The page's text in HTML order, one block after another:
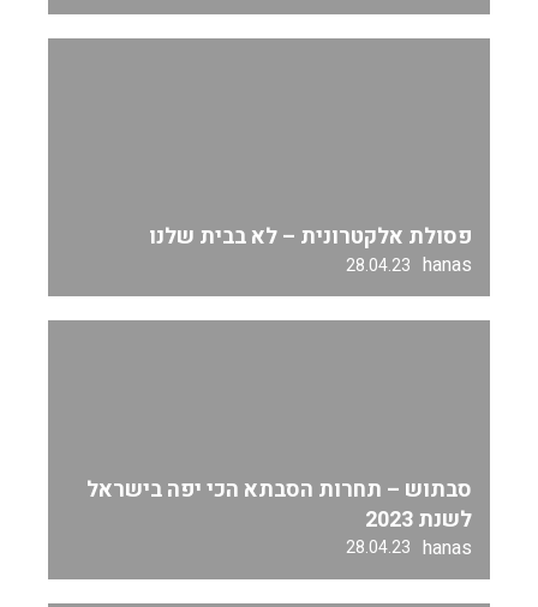
פסולת אלקטרונית – לא בבית שלנו
hanas
28.04.23
סבתוש – תחרות הסבתא הכי יפה בישראל
לשנת 2023
hanas
28.04.23